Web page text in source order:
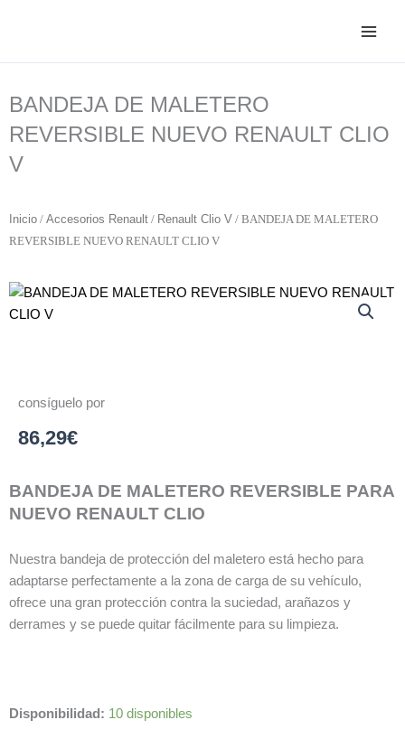
BANDEJA DE MALETERO
REVERSIBLE NUEVO RENAULT CLIO
V
Inicio / Accesorios Renault / Renault Clio V / BANDEJA DE MALETERO
REVERSIBLE NUEVO RENAULT CLIO V
consíguelo por
86,29€
BANDEJA DE MALETERO REVERSIBLE PARA
NUEVO RENAULT CLIO
Nuestra bandeja de protección del maletero está hecho para
adaptarse perfectamente a la zona de carga de su vehículo,
ofrece una gran protección contra la suciedad, arañazos y
derrames y se puede quitar fácilmente para su limpieza.
Disponibilidad: 10 disponibles
BANDEJA